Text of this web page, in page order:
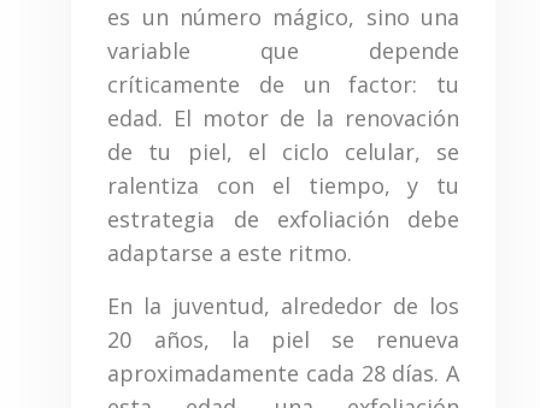
es un número mágico, sino una
variable que depende
críticamente de un factor: tu
edad. El motor de la renovación
de tu piel, el ciclo celular, se
ralentiza con el tiempo, y tu
estrategia de exfoliación debe
adaptarse a este ritmo.
En la juventud, alrededor de los
20 años, la piel se renueva
aproximadamente cada 28 días. A